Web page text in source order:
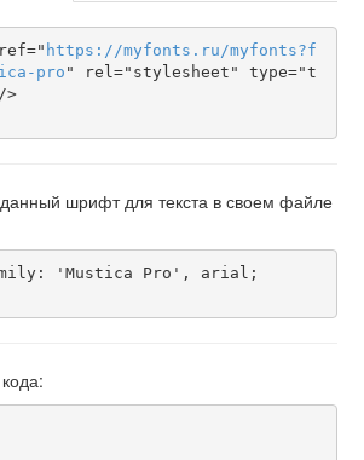
https ://myfonts . ru /myfonts?f
pro " rel="stylesheet" type="t
>
данный шрифт для текста в своем файле